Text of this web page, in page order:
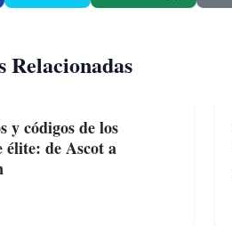
Relacionadas
y códigos de los
élite: de Ascot a